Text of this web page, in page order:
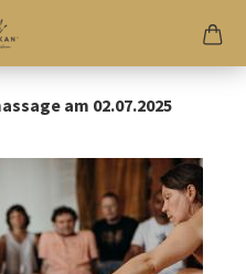
am 02.07.2025